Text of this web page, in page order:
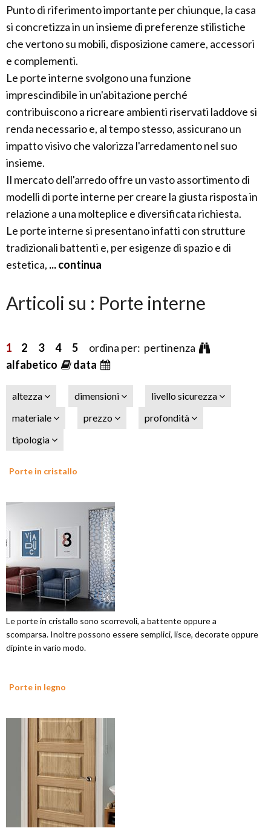
Punto di riferimento importante per chiunque, la casa
si concretizza in un insieme di preferenze stilistiche
che vertono su mobili, disposizione camere, accessori
e complementi.
Le porte interne svolgono una funzione
imprescindibile in un'abitazione perché
contribuiscono a ricreare ambienti riservati laddove si
renda necessario e, al tempo stesso, assicurano un
impatto visivo che valorizza l'arredamento nel suo
insieme.
Il mercato dell'arredo offre un vasto assortimento di
modelli di porte interne per creare la giusta risposta in
relazione a una molteplice e diversificata richiesta.
Le porte interne si presentano infatti con strutture
tradizionali battenti e, per esigenze di spazio e di
estetica, ... continua
Articoli su : Porte interne
1 2 3 4 5 ordina per: pertinenza
alfabetico
data
altezza dimensioni
livello sicurezza
materiale
prezzo
profondità
tipologia
Porte in cristallo
Le porte in cristallo sono scorrevoli, a battente oppure a
scomparsa. Inoltre possono essere semplici, lisce, decorate oppure
dipinte in vario modo.
Porte in legno